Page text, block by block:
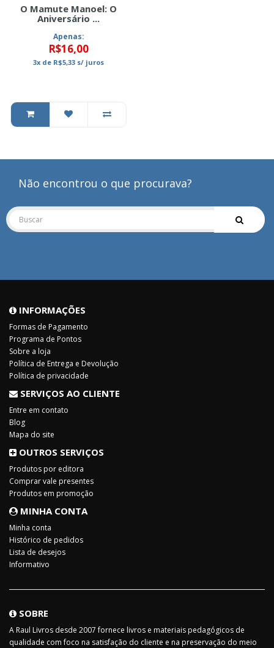
O Mamute Manoel: O
Aniversário ...
Apenas:
R$16,00
3x de R$5,33 s/ juros
Não encontrou o que procurava?
INFORMAÇÕES
Formas de Pagamento
Programa de Pontos
Sobre a loja
Política de Entrega e Devolução
Política de privacidade
SERVIÇOS AO CLIENTE
Entre em contato
Blog
Mapa do site
OUTROS SERVIÇOS
Produtos por editora
Comprar vale presentes
Produtos em promoção
MINHA CONTA
Minha conta
Histórico de pedidos
Lista de desejos
Informativo
SOBRE
A Raul Livros desde 2007 fornece livros e materiais pedagógicos de
qualidade com foco na satisfação do cliente e na preservação do meio